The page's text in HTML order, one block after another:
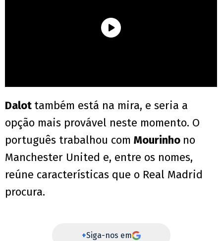
Dalot também está na mira, e seria a
opção mais provável neste momento. O
português trabalhou com Mourinho no
Manchester United e, entre os nomes,
reúne características que o Real Madrid
procura.
+Siga-nos em